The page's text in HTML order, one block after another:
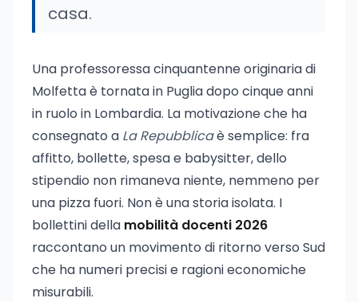
casa.
Una professoressa cinquantenne originaria di
Molfetta è tornata in Puglia dopo cinque anni
in ruolo in Lombardia. La motivazione che ha
consegnato a La Repubblicaè semplice: fra
affitto, bollette, spesa e babysitter, dello
stipendio non rimaneva niente, nemmeno per
una pizza fuori. Non è una storia isolata. I
bollettini della mobilità docenti 2026
raccontano un movimento di ritorno verso Sud
che ha numeri precisi e ragioni economiche
misurabili.